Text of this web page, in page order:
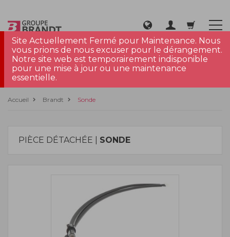
Site Actuellement Fermé pour Maintenance. Nous
vous prions de nous excuser pour le dérangement.
Notre site web est temporairement indisponible
pour une mise à jour ou une maintenance
essentielle.
Accueil Brandt Sonde
PIÈCE DÉTACHÉE | SONDE